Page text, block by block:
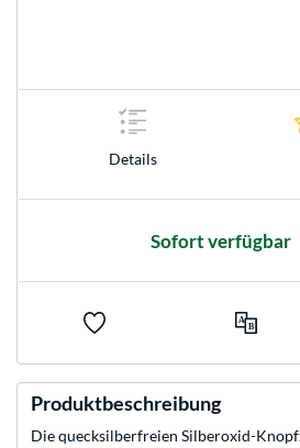
Details
Sofort verfügbar
Produktbeschreibung
Die quecksilberfreien Silberoxid-